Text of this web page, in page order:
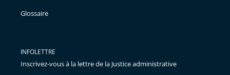
Glossaire
INFOLETTRE
Inscrivez-vous à la lettre de la Justice administrative